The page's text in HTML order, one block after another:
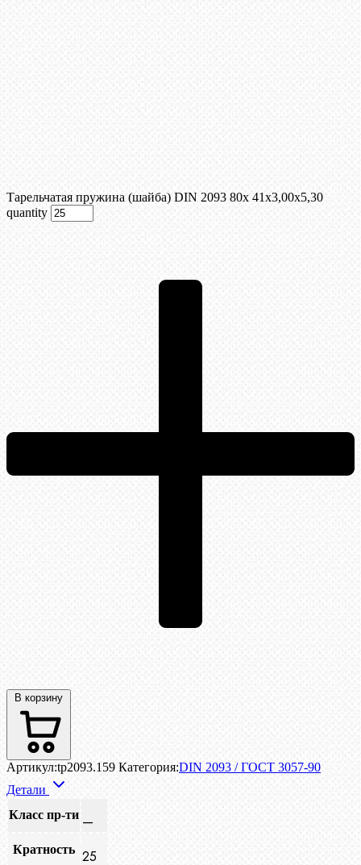
Тарельчатая пружина (шайба) DIN 2093 80x 41x3,00x5,30
quantity
В корзину
Артикул:tp2093.159 Категория:DIN 2093 / ГОСТ 3057-90
Детали
Класс пр-ти —
Кратность 25